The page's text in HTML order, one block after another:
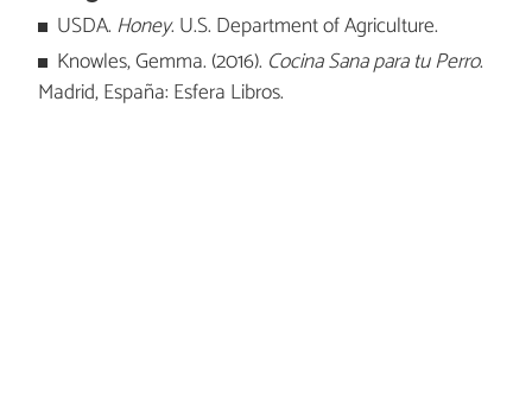
USDA. Honey. U.S. Department of Agriculture.
Knowles, Gemma. (2016). Cocina Sana para tu Perro.
Madrid, España: Esfera Libros.